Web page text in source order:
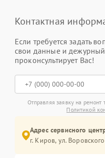
Контактная
Если требуется задать
свои данные и дежурный
проконсультирует Вас!
Отправляя заявку на ремонт
Политикой
Адрес сервисного
г. Киров, ул.